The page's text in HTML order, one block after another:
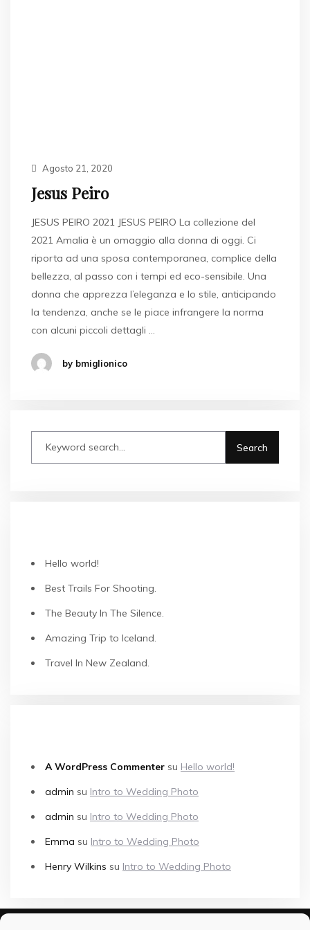
Agosto 21, 2020
Jesus Peiro
JESUS PEIRO 2021 JESUS PEIRO La collezione del
2021 Amalia è un omaggio alla donna di oggi. Ci
riporta ad una sposa contemporanea, complice della
bellezza, al passo con i tempi ed eco-sensibile. Una
donna che apprezza l’eleganza e lo stile, anticipando
la tendenza, anche se le piace infrangere la norma
con alcuni piccoli dettagli …
by bmiglionico
Hello world!
Best Trails For Shooting.
The Beauty In The Silence.
Amazing Trip to Iceland.
Travel In New Zealand.
A WordPress Commenter su Hello world!
admin su Intro to Wedding Photo
admin su Intro to Wedding Photo
Emma su Intro to Wedding Photo
Henry Wilkins su Intro to Wedding Photo